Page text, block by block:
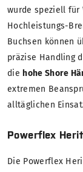
wurde speziell für
Hochleistungs-
Buchsen können
präzise Handling
die hohe Shore
extremen
alltäglichen
Powerflex
Die Powerflex